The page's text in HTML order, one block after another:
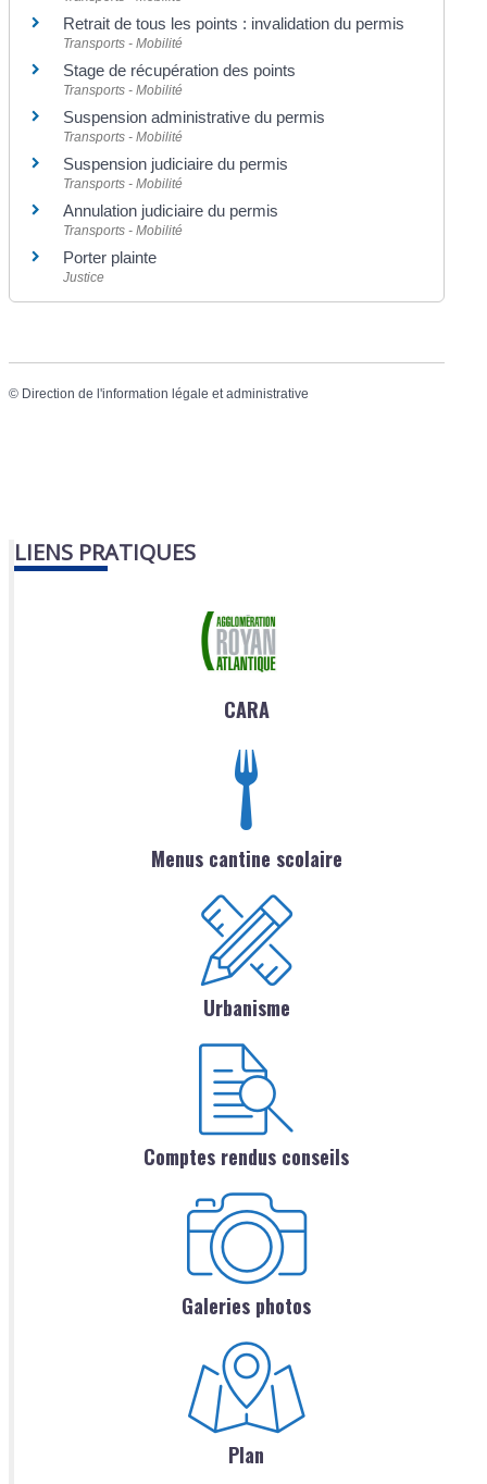
Retrait de tous les points : invalidation du permis
Transports - Mobilité
Stage de récupération des points
Transports - Mobilité
Suspension administrative du permis
Transports - Mobilité
Suspension judiciaire du permis
Transports - Mobilité
Annulation judiciaire du permis
Transports - Mobilité
Porter plainte
Justice
© Direction de l'information légale et administrative
LIENS PRATIQUES
CARA
Menus cantine scolaire
Urbanisme
Comptes rendus conseils
Galeries photos
Plan